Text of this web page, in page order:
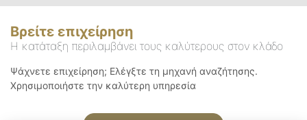
Βρείτε επιχείρηση
Η κατάταξη περιλαμβάνει τους καλύτερους στον κλάδο
Ψάχνετε επιχείρηση; Ελέγξτε τη μηχανή αναζήτησης.
Χρησιμοποιήστε την καλύτερη υπηρεσία